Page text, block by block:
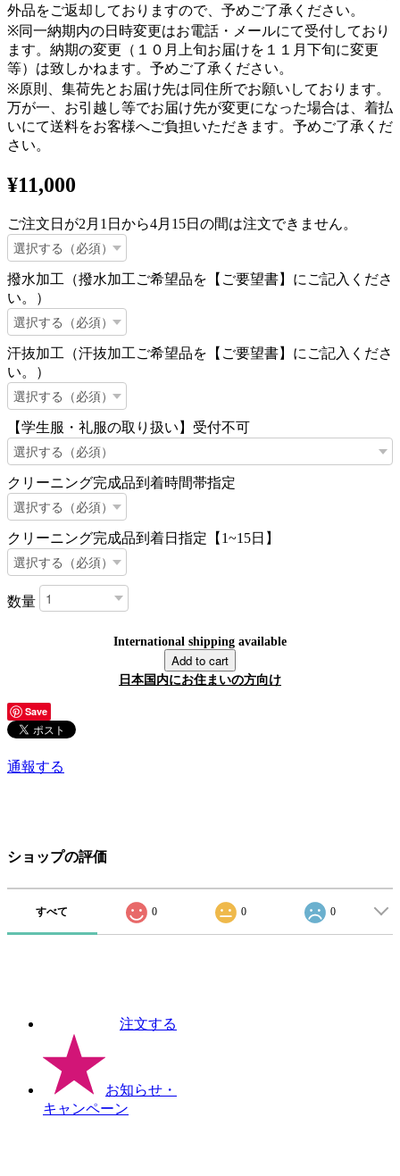
外品をご返却しておりますので、予めご了承ください。
※同一納期内の日時変更はお電話・メールにて受付しており
ます。納期の変更（１０月上旬お届けを１１月下旬に変更
等）は致しかねます。予めご了承ください。
※原則、集荷先とお届け先は同住所でお願いしております。
万が一、お引越し等でお届け先が変更になった場合は、着払
いにて送料をお客様へご負担いただきます。予めご了承くだ
さい。
¥11,000
ご注文日が2月1日から4月15日の間は注文できません。
撥水加工（撥水加工ご希望品を【ご要望書】にご記入くださ
い。）
汗抜加工（汗抜加工ご希望品を【ご要望書】にご記入くださ
い。）
【学生服・礼服の取り扱い】受付不可
クリーニング完成品到着時間帯指定
クリーニング完成品到着日指定【1~15日】
数量
International shipping available
Add to cart
日本国内にお住まいの方向け
Save
通報する
ショップの評価
すべて 0 0 0
注文する
お知らせ ・
キャンペーン